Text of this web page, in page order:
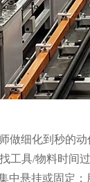
做细化到秒的
工具/物料时间
中悬挂或固定